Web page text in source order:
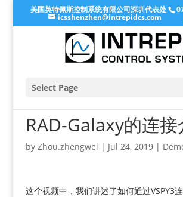
美国英特佩斯控制系统有限公司深圳代表处
icsshenzhen@intrepidcs.com
Select Page
RAD-Galaxy的连接
by Zhou.zhengwei | Jul 24, 2019|
这个视频中，我们讲述了如何通过VSPY3